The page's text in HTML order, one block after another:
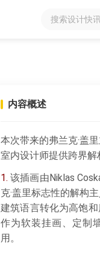
内容概述
本次带来的弗兰克·盖
室内设计师提供跨界解
1. 该插画由Niklas
克·盖里标志性的解构
建筑语言转化为高饱
作为软装挂画、定制
用。